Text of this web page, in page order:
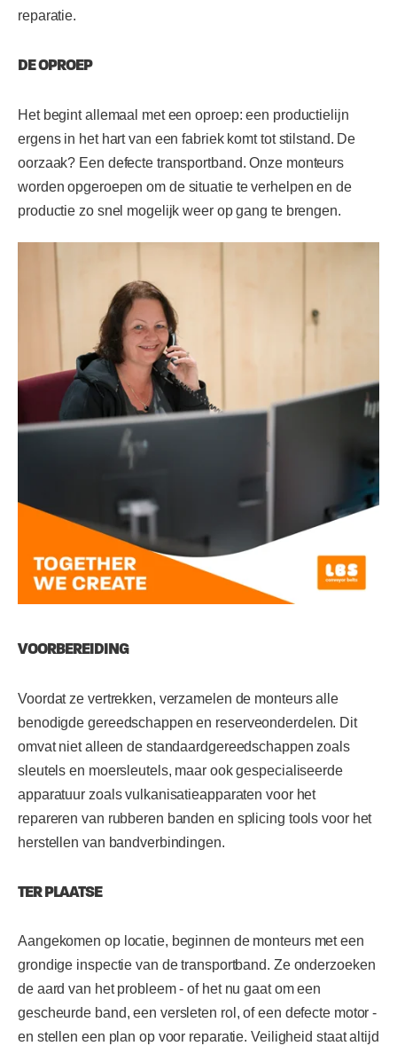
reparatie.
DE OPROEP
Het begint allemaal met een oproep: een productielijn
ergens in het hart van een fabriek komt tot stilstand. De
oorzaak? Een defecte transportband. Onze monteurs
worden opgeroepen om de situatie te verhelpen en de
productie zo snel mogelijk weer op gang te brengen.
VOORBEREIDING
Voordat ze vertrekken, verzamelen de monteurs alle
benodigde gereedschappen en reserveonderdelen. Dit
omvat niet alleen de standaardgereedschappen zoals
sleutels en moersleutels, maar ook gespecialiseerde
apparatuur zoals vulkanisatieapparaten voor het
repareren van rubberen banden en splicing tools voor het
herstellen van bandverbindingen.
TER PLAATSE
Aangekomen op locatie, beginnen de monteurs met een
grondige inspectie van de transportband. Ze onderzoeken
de aard van het probleem - of het nu gaat om een
gescheurde band, een versleten rol, of een defecte motor -
en stellen een plan op voor reparatie. Veiligheid staat altijd